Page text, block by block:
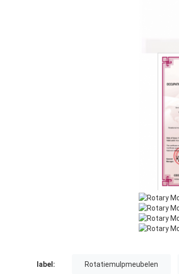
label: Rotatiemulpmeubelen